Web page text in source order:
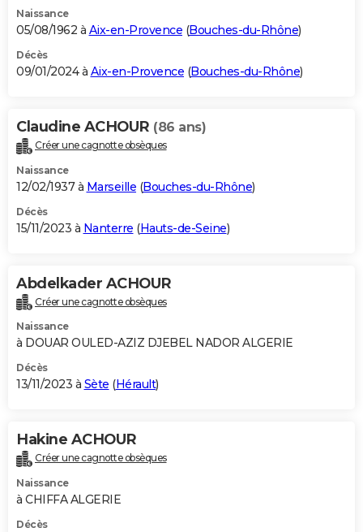
Naissance
05/08/1962 à Aix-en-Provence (Bouches-du-Rhône)
Décès
09/01/2024 à Aix-en-Provence (Bouches-du-Rhône)
Claudine ACHOUR (86 ans)
Créer une cagnotte obsèques
Naissance
12/02/1937 à Marseille (Bouches-du-Rhône)
Décès
15/11/2023 à Nanterre (Hauts-de-Seine)
Abdelkader ACHOUR
Créer une cagnotte obsèques
Naissance
à DOUAR OULED-AZIZ DJEBEL NADOR ALGERIE
Décès
13/11/2023 à Sète (Hérault)
Hakine ACHOUR
Créer une cagnotte obsèques
Naissance
à CHIFFA ALGERIE
Décès